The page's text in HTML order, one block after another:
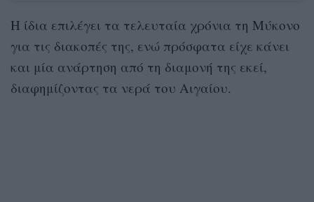
H ίδια επιλέγει τα τελευταία χρόνια τη Μύκονο
για τις διακοπές της, ενώ πρόσφατα είχε κάνει
και μία ανάρτηση από τη διαμονή της εκεί,
διαφημίζοντας τα νερά του Αιγαίου.